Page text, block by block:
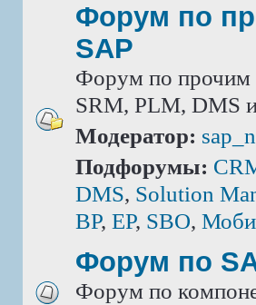
Форум по
SAP
Форум по прочим
SRM, PLM, DMS
Модератор:
Подфорумы:
DMS, Solution
BP, EP, SBO,
Форум по
Форум по